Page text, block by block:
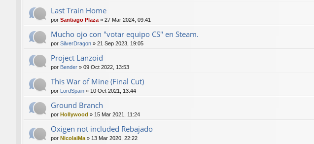
Last Train Home
por Santiago Plaza » 27 Mar 2024, 09:41
Mucho ojo con "votar equipo CS" en Steam.
por SilverDragon » 21 Sep 2023, 19:05
Project Lanzoid
por Bender » 09 Oct 2022, 13:53
This War of Mine (Final Cut)
por LordSpain » 10 Oct 2021, 13:44
Ground Branch
por Hollywood » 15 Mar 2021, 11:24
Oxigen not included Rebajado
por NicolaiMa » 13 Mar 2020, 22:22